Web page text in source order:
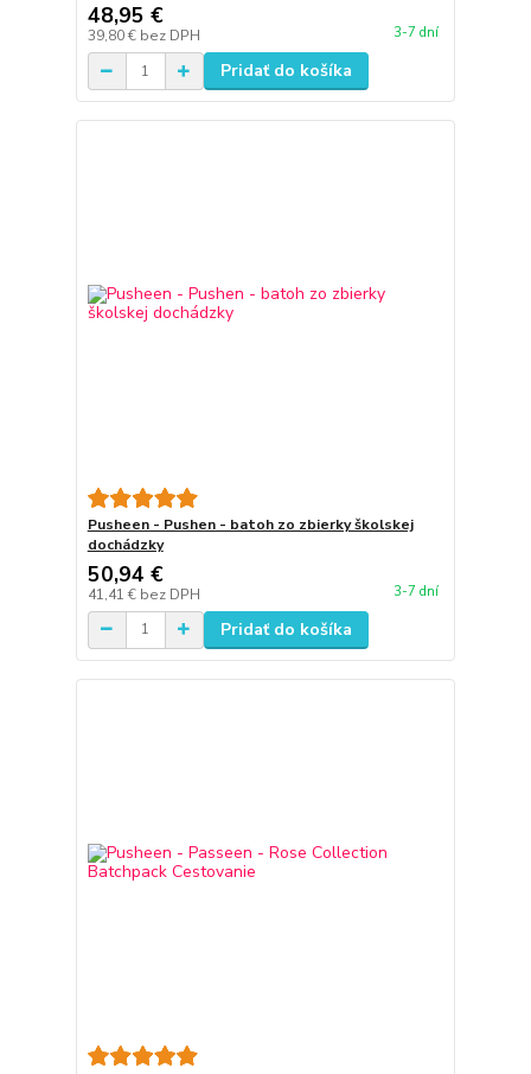
48,95 €
39,80 € bez DPH 3-7 dní
Pridať do košíka
Pusheen - Pushen - batoh zo zbierky školskej
dochádzky
50,94 €
41,41 € bez DPH 3-7 dní
Pridať do košíka